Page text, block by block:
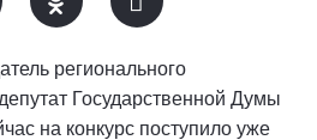
регионального
Государственной Думы
на конкурс поступило уже